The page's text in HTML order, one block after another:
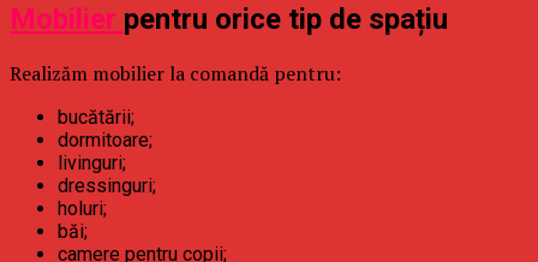
Mobilier pentru orice tip de spațiu
Realizăm mobilier la comandă pentru:
bucătării;
dormitoare;
livinguri;
dressinguri;
holuri;
băi;
camere pentru copii;